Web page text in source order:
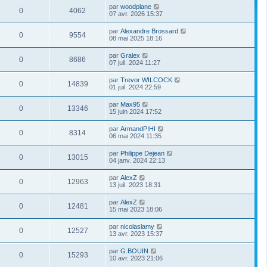
0 4062 par woodplane
07 avr. 2026 15:37
0 9554 par Alexandre Brossard
08 mai 2025 18:16
0 8686 par Gralex
07 juil. 2024 11:27
0 14839 par Trevor WILCOCK
01 juil. 2024 22:59
0 13346 par Max95
15 juin 2024 17:52
0 8314 par ArmandPIHI
06 mai 2024 11:35
0 13015 par Philippe Dejean
04 janv. 2024 22:13
0 12963 par AlexZ
13 juil. 2023 18:31
0 12481 par AlexZ
15 mai 2023 18:06
0 12527 par nicolaslamy
13 avr. 2023 15:37
0 15293 par G.BOUIN
10 avr. 2023 21:06